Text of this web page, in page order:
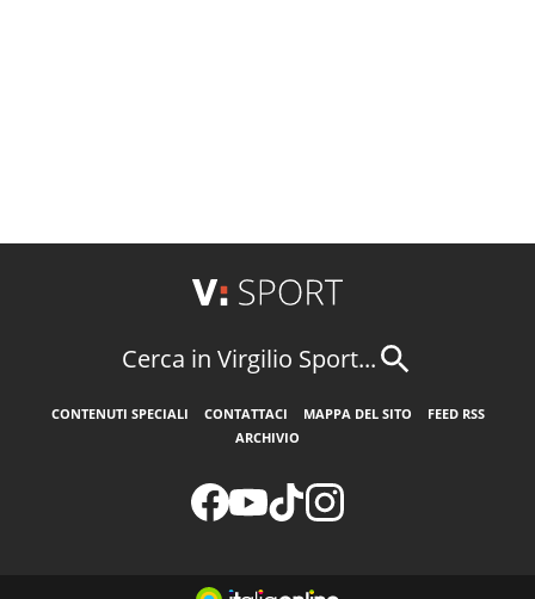
Cerca in Virgilio Sport...
CONTENUTI SPECIALI CONTATTACI MAPPA DEL SITO
FEED RSS
ARCHIVIO